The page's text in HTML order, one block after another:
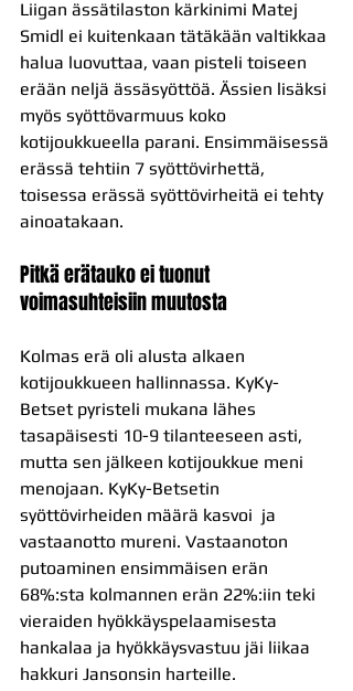
Liigan ässätilaston kärkinimi Matej
Smidl ei kuitenkaan tätäkään valtikkaa
halua luovuttaa, vaan pisteli toiseen
erään neljä ässäsyöttöä. Ässien lisäksi
myös syöttövarmuus koko
kotijoukkueella parani. Ensimmäisessä
erässä tehtiin 7 syöttövirhettä,
toisessa erässä syöttövirheitä ei tehty
ainoatakaan.
Pitkä erätauko ei tuonut
voimasuhteisiin muutosta
Kolmas erä oli alusta alkaen
kotijoukkueen hallinnassa. KyKy-
Betset pyristeli mukana lähes
tasapäisesti 10-9 tilanteeseen asti,
mutta sen jälkeen kotijoukkue meni
menojaan. KyKy-Betsetin
syöttövirheiden määrä kasvoi  ja
vastaanotto mureni. Vastaanoton
putoaminen ensimmäisen erän
68%:sta kolmannen erän 22%:iin teki
vieraiden hyökkäyspelaamisesta
hankalaa ja hyökkäysvastuu jäi liikaa
hakkuri Jansonsin harteille.